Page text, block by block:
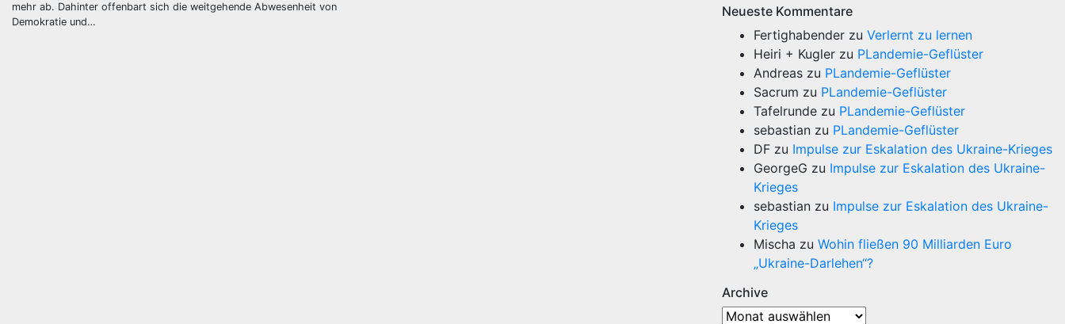
mehr ab. Dahinter offenbart sich die weitgehende Abwesenheit von
Demokratie und…
Neueste Kommentare
Fertighabender zu Verlernt zu lernen
Heiri + Kugler zu PLandemie-Geflüster
Andreas zu PLandemie-Geflüster
Sacrum zu PLandemie-Geflüster
Tafelrunde zu PLandemie-Geflüster
sebastian zu PLandemie-Geflüster
DF zu Impulse zur Eskalation des Ukraine-Krieges
GeorgeG zu Impulse zur Eskalation des Ukraine-
Krieges
sebastian zu Impulse zur Eskalation des Ukraine-
Krieges
Mischa zu Wohin fließen 90 Milliarden Euro
„Ukraine-Darlehen“?
Archive
Archive